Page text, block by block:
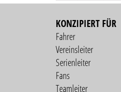
KONZIPIERT FÜR
Fahrer
Vereinsleiter
Serienleiter
Fans
Teamleiter